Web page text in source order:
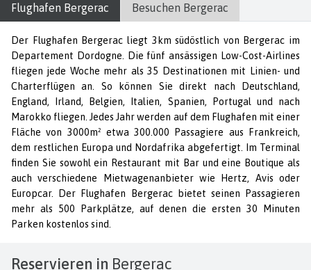
Flughafen Bergerac Besuchen Bergerac
Der Flughafen Bergerac liegt 3km südöstlich von Bergerac im
Departement Dordogne. Die fünf ansässigen Low-Cost-Airlines
fliegen jede Woche mehr als 35 Destinationen mit Linien- und
Charterflügen an. So können Sie direkt nach Deutschland,
England, Irland, Belgien, Italien, Spanien, Portugal und nach
Marokko fliegen. Jedes Jahr werden auf dem Flughafen mit einer
Fläche von 3000m² etwa 300.000 Passagiere aus Frankreich,
dem restlichen Europa und Nordafrika abgefertigt. Im Terminal
finden Sie sowohl ein Restaurant mit Bar und eine Boutique als
auch verschiedene Mietwagenanbieter wie Hertz, Avis oder
Europcar. Der Flughafen Bergerac bietet seinen Passagieren
mehr als 500 Parkplätze, auf denen die ersten 30 Minuten
Parken kostenlos sind.
Reservieren in Bergerac